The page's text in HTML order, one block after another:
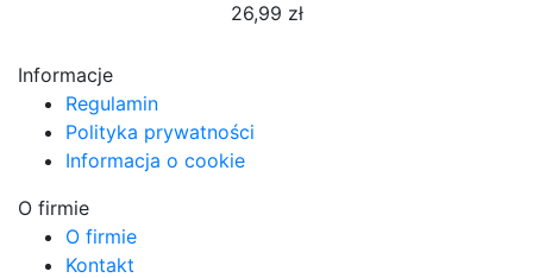
26,99 zł
Informacje
Regulamin
Polityka prywatności
Informacja o cookie
O firmie
O firmie
Kontakt